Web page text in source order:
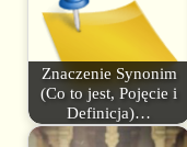
Znaczenie Synonim
(Co to jest, Pojęcie i
Definicja)…